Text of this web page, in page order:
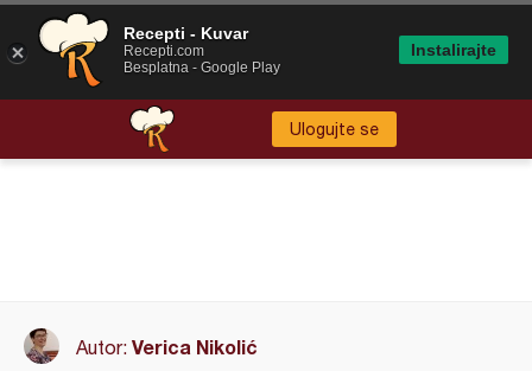
Ulogujte se
Autor: Verica Nikolić
Recepti - Kuvar
Recepti.com
Besplatna - Google Play
Instalirajte